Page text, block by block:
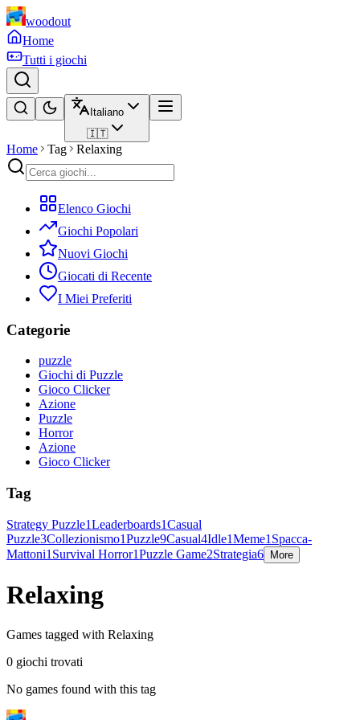
woodout
Home
Tutti i giochi
Italiano
🇮🇹
Home Tag Relaxing
Elenco Giochi
Giochi Popolari
Nuovi Giochi
Giocati di Recente
I Miei Preferiti
Categorie
puzzle
Giochi di Puzzle
Gioco Clicker
Azione
Puzzle
Horror
Azione
Gioco Clicker
Tag
Strategy Puzzle1Leaderboards1Casual
Puzzle3Collezionismo1Puzzle9Casual4Idle1Meme1 Spacca-
Mattoni1 Survival Horror1Puzzle Game2Strategia6 More
Relaxing
Games tagged with Relaxing
0 giochi trovati
No games found with this tag